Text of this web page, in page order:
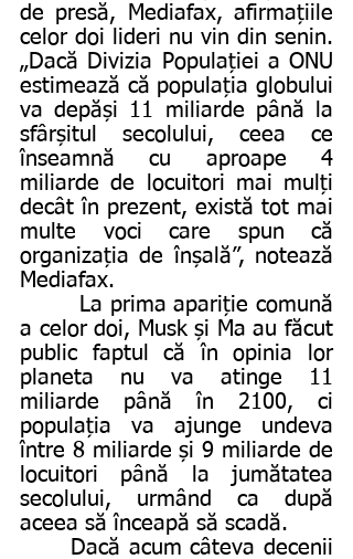
de presă, Mediafax, afirmațiile
celor doi lideri nu vin din senin.
„Dacă Divizia Populației a ONU
estimează că populația globului
va depăși 11 miliarde până la
sfârșitul secolului, ceea ce
înseamnă cu aproape 4
miliarde de locuitori mai mulți
decât în prezent, există tot mai
multe voci care spun că
organizația de înșală”, notează
Mediafax.
a celor doi, Musk și Ma au făcut
public faptul că în opinia lor
planeta nu va atinge 11
miliarde până în 2100, ci
populația va ajunge undeva
între 8 miliarde și 9 miliarde de
locuitori până la jumătatea
secolului, urmând ca după
aceea să înceapă să scadă.